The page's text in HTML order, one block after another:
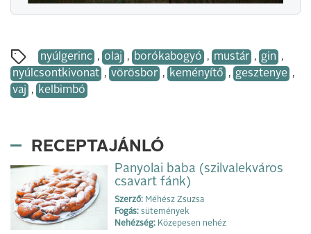
nyúlgerinc , olaj , borókabogyó , mustár , gin ,
nyúlcsontkivonat , vörösbor , keményítő , gesztenye ,
vaj , kelbimbó
RECEPTAJÁNLÓ
Panyolai baba (szilvalekváros
csavart fánk)
Szerző: Méhész Zsuzsa
Fogás: sütemények
Nehézség: Közepesen nehéz